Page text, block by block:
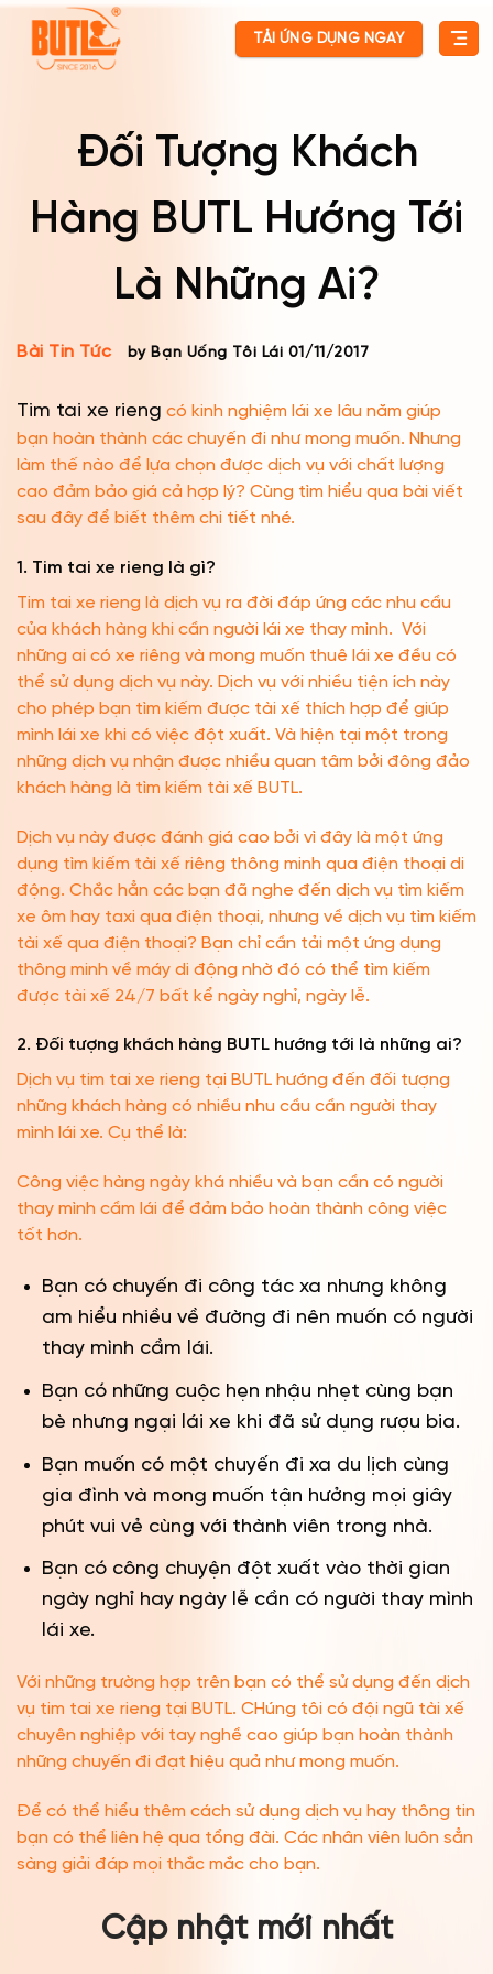
content
TẢI ỨNG DỤNG NGAY
Đối Tượng Khách
Hàng BUTL Hướng Tới
Là Những Ai?
Bài Tin Tức by Bạn Uống Tôi Lái 01/11/2017
Tim tai xe rieng có kinh nghiệm lái xe lâu năm giúp
bạn hoàn thành các chuyến đi như mong muốn. Nhưng
làm thế nào để lựa chọn được dịch vụ với chất lượng
cao đảm bảo giá cả hợp lý? Cùng tìm hiểu qua bài viết
sau đây để biết thêm chi tiết nhé.
1. Tim tai xe rieng là gì?
Tim tai xe rieng là dịch vụ ra đời đáp ứng các nhu cầu
của khách hàng khi cần người lái xe thay mình. Với
những ai có xe riêng và mong muốn thuê lái xe đều có
thể sử dụng dịch vụ này. Dịch vụ với nhiều tiện ích này
cho phép bạn tìm kiếm được tài xế thích hợp để giúp
mình lái xe khi có việc đột xuất. Và hiện tại một trong
những dịch vụ nhận được nhiều quan tâm bởi đông đảo
khách hàng là tìm kiếm tài xế BUTL.
Dịch vụ này được đánh giá cao bởi vì đây là một ứng
dụng tìm kiếm tài xế riêng thông minh qua điện thoại di
động. Chắc hẳn các bạn đã nghe đến dịch vụ tìm kiếm
xe ôm hay taxi qua điện thoại, nhưng về dịch vụ tìm kiếm
tài xế qua điện thoại? Bạn chỉ cần tải một ứng dụng
thông minh về máy di động nhờ đó có thể tìm kiếm
được tài xế 24/7 bất kể ngày nghỉ, ngày lễ.
2. Đối tượng khách hàng BUTL hướng tới là những ai?
Dịch vụ tim tai xe rieng tại BUTL hướng đến đối tượng
những khách hàng có nhiều nhu cầu cần người thay
mình lái xe. Cụ thể là:
Công việc hàng ngày khá nhiều và bạn cần có người
thay mình cầm lái để đảm bảo hoàn thành công việc
tốt hơn.
Bạn có chuyến đi công tác xa nhưng không
am hiểu nhiều về đường đi nên muốn có người
thay mình cầm lái.
Bạn có những cuộc hẹn nhậu nhẹt cùng bạn
bè nhưng ngại lái xe khi đã sử dụng rượu bia.
Bạn muốn có một chuyến đi xa du lịch cùng
gia đình và mong muốn tận hưởng mọi giây
phút vui vẻ cùng với thành viên trong nhà.
Bạn có công chuyện đột xuất vào thời gian
ngày nghỉ hay ngày lễ cần có người thay mình
lái xe.
Với những trường hợp trên bạn có thể sử dụng đến dịch
vụ tim tai xe rieng tại BUTL. CHúng tôi có đội ngũ tài xế
chuyên nghiệp với tay nghề cao giúp bạn hoàn thành
những chuyến đi đạt hiệu quả như mong muốn.
Để có thể hiểu thêm cách sử dụng dịch vụ hay thông tin
bạn có thể liên hệ qua tổng đài. Các nhân viên luôn sẳn
sàng giải đáp mọi thắc mắc cho bạn.
Cập nhật mới nhất